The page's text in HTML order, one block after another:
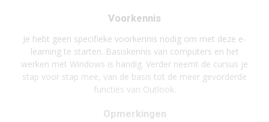
Voorkennis
Je hebt geen specifieke voorkennis nodig om met deze e-
learning te starten. Basiskennis van computers en het
werken met Windows is handig. Verder neemt de cursus je
stap voor stap mee, van de basis tot de meer gevorderde
functies van Outlook.
Opmerkingen